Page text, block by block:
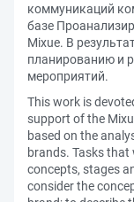
коммуникаций
базе
Mixue. В
планированию и
мероприятий.
This work is
support of the
based on the
brands. Tasks that
concepts, stages
consider the